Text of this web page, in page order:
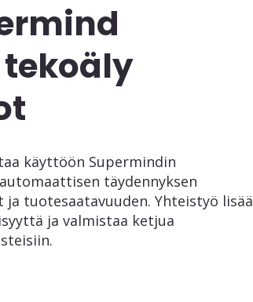
käyttöön Supermindin
täydennyksen
tuotesaatavuuden. Yhteistyö lisää
ja valmistaa ketjua